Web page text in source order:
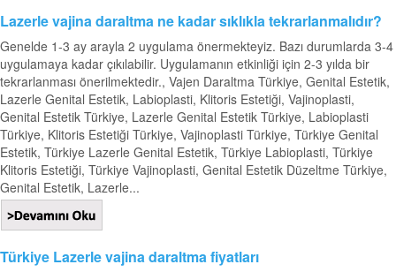
Lazerle vajina daraltma ne kadar sıklıkla tekrarlanmalıdır?
Genelde 1-3 ay arayla 2 uygulama önermekteyiz. Bazı durumlarda 3-4
uygulamaya kadar çıkılabilir. Uygulamanın etkinliği için 2-3 yılda bir
tekrarlanması önerilmektedir., Vajen Daraltma Türkiye, Genital Estetik,
Lazerle Genital Estetik, Labioplasti, Klitoris Estetiği, Vajinoplasti,
Genital Estetik Türkiye, Lazerle Genital Estetik Türkiye, Labioplasti
Türkiye, Klitoris Estetiği Türkiye, Vajinoplasti Türkiye, Türkiye Genital
Estetik, Türkiye Lazerle Genital Estetik, Türkiye Labioplasti, Türkiye
Klitoris Estetiği, Türkiye Vajinoplasti, Genital Estetik Düzeltme Türkiye,
Genital Estetik, Lazerle...
Türkiye Lazerle vajina daraltma fiyatları